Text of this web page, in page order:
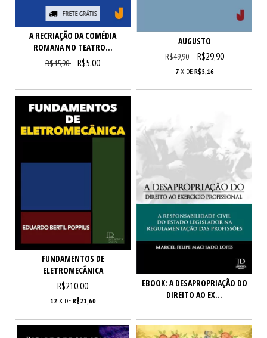
FRETE GRÁTIS
A RECRIAÇÃO DA COMÉDIA
ROMANA NO TEATRO...
R$45,90 R$5,00
AUGUSTO
R$49,90 R$29,90
7 X DE R$5,16
FUNDAMENTOS DE
ELETROMECÂNICA
R$210,00
12 X DE R$21,60
EBOOK: A DESAPROPRIAÇÃO DO
DIREITO AO EX...